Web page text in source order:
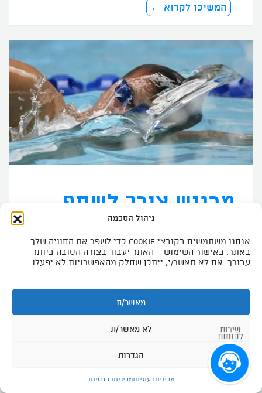
ניהול הסכמה
אנחנו משתמשים בקובצי Cookie כדי לשפר את החוויה שלך
באתר. באישור השימוש – האתר יעבוד בצורה הטובה ביותר
עבורך. אם לא תאשר/י, ייתכן שחלק מהאפשרויות לא יפעלו.
מאשר/ת
לא מאשר/ת
הגדרות
מדיניות עוגיותמדיניות פרטיות
המשיכו לקרוא ←
מרגיש צורך לשתף
עד לפני חודשיים לא ידעתי לשחות. נרשמתי
לקורס עם צפיות מאוד גבוהות שהגשימו את
עצמן. היום אני כבר שוחה מרחקים שלא
דמיינתי ב"מים פתוחים", נהנה מהריקוד במים
ומקבל אין סוף מחמאות על סגנון השחייה
שלי. מיכל עמוסי, תודה רבה רבה על הקורס
שירות
לקוחות